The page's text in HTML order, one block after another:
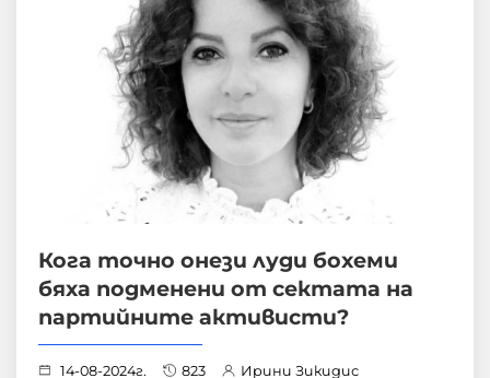
Кога точно онези луди бохеми
бяха подменени от сектата на
партийните активисти?
14-08-2024г. 823 Ирини Зикидис